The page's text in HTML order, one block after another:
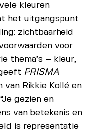
kleuren
het uitgangspunt
zichtbaarheid
voor
thema’s – kleur,
PRISMA
van Rikkie Kollé en
gezien en
van betekenis en
is representatie